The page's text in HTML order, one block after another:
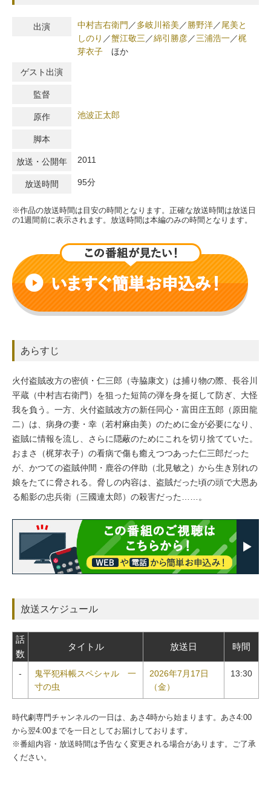
出演 中村吉右衛門 ／多岐川裕美 ／ 勝野洋／尾美と
しのり ／蟹江敬三 ／綿引勝彦／三浦浩一／梶
芽衣子 ほか
ゲスト出演
監督
原作 池波正太郎
脚本
放送・公開年 2011
放送時間 95分
※作品の放送時間は目安の時間となります。正確な放送時間は放送日
の1週間前に表示されます。放送時間は本編のみの時間となります。
あらすじ
火付盗賊改方の密偵・仁三郎（寺脇康文）は捕り物の際、長谷川
平蔵（中村吉右衛門）を狙った短筒の弾を身を挺して防ぎ、大怪
我を負う。一方、火付盗賊改方の新任同心・富田庄五郎（原田龍
二）は、病身の妻・幸（若村麻由美）のために金が必要になり、
盗賊に情報を流し、さらに隠蔽のためにこれを切り捨てていた。
おまさ（梶芽衣子）の看病で傷も癒えつつあった仁三郎だった
が、かつての盗賊仲間・鹿谷の伴助（北見敏之）から生き別れの
娘をたてに脅される。脅しの内容は、盗賊だった頃の頭で大恩あ
る船影の忠兵衛（三國連太郎）の殺害だった……。
放送スケジュール
話
数
タイトル 放送日 時間
-
鬼平犯科帳スペシャル 一
寸の虫
2026年7月17日
（金）
13:30
時代劇専門チャンネルの一日は、あさ4時から始まります。あさ4:00
から翌4:00までを一日としてお届けしております。
※番組内容・放送時間は予告なく変更される場合があります。ご了承
ください。